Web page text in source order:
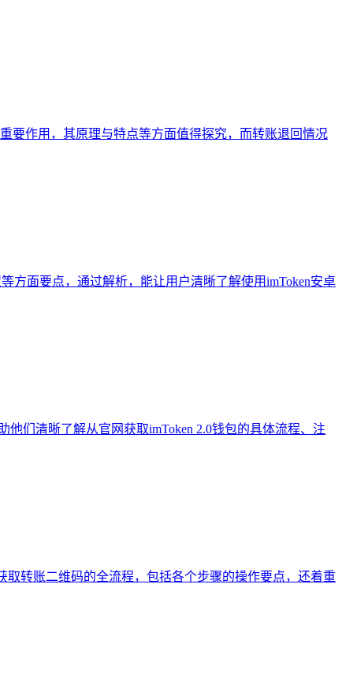
要作用，其原理与特点等方面值得探究，而转账退回情况
方面要点，通过解析，能让用户清晰了解使用imToken安卓
们清晰了解从官网获取imToken 2.0钱包的具体流程、注
取转账二维码的全流程，包括各个步骤的操作要点，还着重